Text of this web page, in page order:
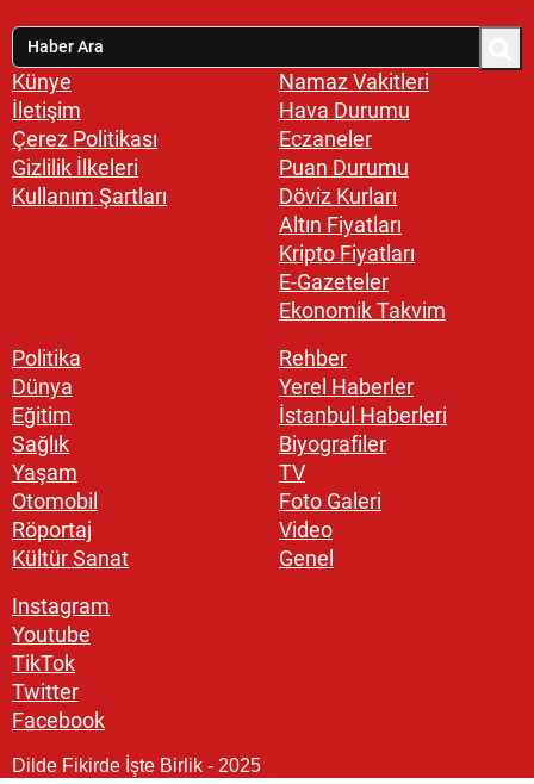
Künye
İletişim
Çerez Politikası
Gizlilik İlkeleri
Kullanım Şartları
Namaz Vakitleri
Hava Durumu
Eczaneler
Puan Durumu
Döviz Kurları
Altın Fiyatları
Kripto Fiyatları
E-Gazeteler
Ekonomik Takvim
Politika
Dünya
Eğitim
Sağlık
Yaşam
Otomobil
Röportaj
Kültür Sanat
Rehber
Yerel Haberler
İstanbul Haberleri
Biyografiler
TV
Foto Galeri
Video
Genel
Instagram
Youtube
TikTok
Twitter
Facebook
Dilde Fikirde İşte Birlik - 2025